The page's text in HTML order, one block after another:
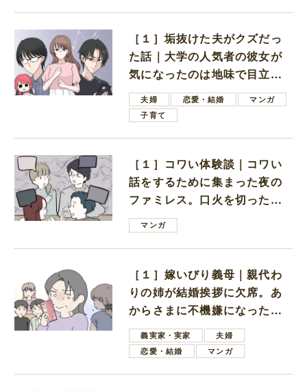
［１］垢抜けた夫がクズだっ
た話｜大学の人気者の彼女が
気になったのは地味で目立た
ない男子学生
夫婦 恋愛・結婚
マンガ
子育て
［１］コワい体験談｜コワい
話をするために集まった夜の
ファミレス。口火を切ったの
は電車好きの男の子ママ
マンガ
［１］嫁いびり義母｜親代わ
りの姉が結婚挨拶に欠席。あ
からさまに不機嫌になった義
母義実家・実家
夫婦
恋愛・結婚
マンガ